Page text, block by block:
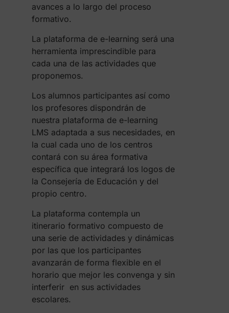
avances a lo largo del proceso
formativo.
La plataforma de e-learning será una
herramienta imprescindible para
cada una de las actividades que
proponemos.
Los alumnos participantes así como
los profesores dispondrán de
nuestra plataforma de e-learning
LMS adaptada a sus necesidades, en
la cual cada uno de los centros
contará con su área formativa
específica que integrará los logos de
la Consejería de Educación y del
propio centro.
La plataforma contempla un
itinerario formativo compuesto de
una serie de actividades y dinámicas
por las que los participantes
avanzarán de forma flexible en el
horario que mejor les convenga y sin
interferir en sus actividades
escolares.